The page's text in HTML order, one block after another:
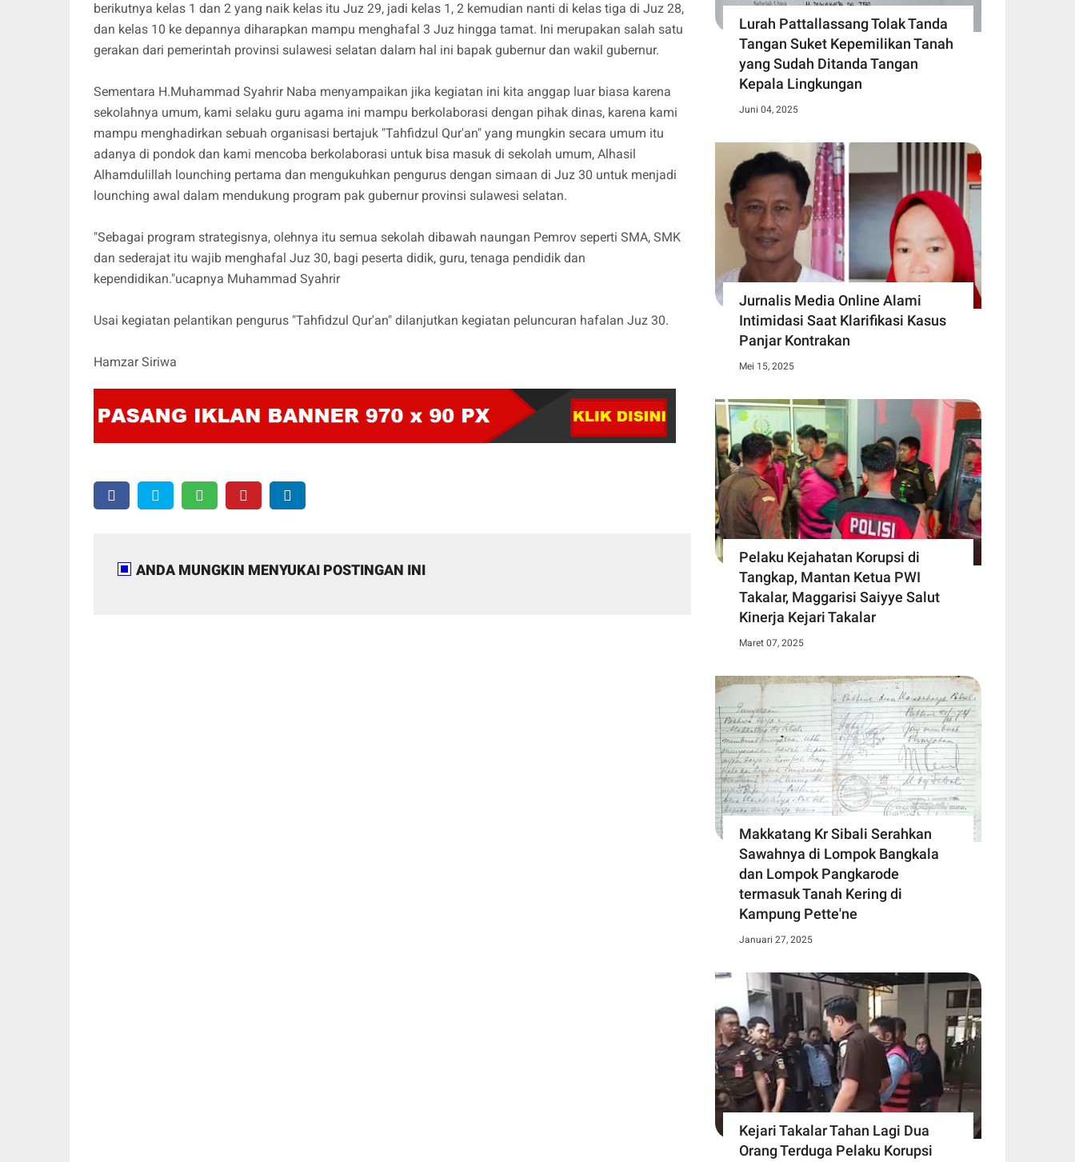
berikutnya kelas 1 dan 2 yang naik kelas itu Juz 29, jadi kelas 1, 2 kemudian nanti di kelas tiga di Juz 28,
dan kelas 10 ke depannya diharapkan mampu menghafal 3 Juz hingga tamat. Ini merupakan salah satu
gerakan dari pemerintah provinsi sulawesi selatan dalam hal ini bapak gubernur dan wakil gubernur.
Sementara H.Muhammad Syahrir Naba menyampaikan jika kegiatan ini kita anggap luar biasa karena
sekolahnya umum, kami selaku guru agama ini mampu berkolaborasi dengan pihak dinas, karena kami
mampu menghadirkan sebuah organisasi bertajuk "Tahfidzul Qur'an" yang mungkin secara umum itu
adanya di pondok dan kami mencoba berkolaborasi untuk bisa masuk di sekolah umum, Alhasil
Alhamdulillah lounching pertama dan mengukuhkan pengurus dengan simaan di Juz 30 untuk menjadi
lounching awal dalam mendukung program pak gubernur provinsi sulawesi selatan.
"Sebagai program strategisnya, olehnya itu semua sekolah dibawah naungan Pemrov seperti SMA, SMK
dan sederajat itu wajib menghafal Juz 30, bagi peserta didik, guru, tenaga pendidik dan
kependidikan."ucapnya Muhammad Syahrir
Usai kegiatan pelantikan pengurus "Tahfidzul Qur'an" dilanjutkan kegiatan peluncuran hafalan Juz 30.
Hamzar Siriwa
ANDA MUNGKIN MENYUKAI POSTINGAN INI
Lurah Pattallassang Tolak Tanda
Tangan Suket Kepemilikan Tanah
yang Sudah Ditanda Tangan
Kepala Lingkungan
Juni 04, 2025
Jurnalis Media Online Alami
Intimidasi Saat Klarifikasi Kasus
Panjar Kontrakan
Mei 15, 2025
Pelaku Kejahatan Korupsi di
Tangkap, Mantan Ketua PWI
Takalar, Maggarisi Saiyye Salut
Kinerja Kejari Takalar
Maret 07, 2025
Makkatang Kr Sibali Serahkan
Sawahnya di Lompok Bangkala
dan Lompok Pangkarode
termasuk Tanah Kering di
Kampung Pette'ne
Januari 27, 2025
Kejari Takalar Tahan Lagi Dua
Orang Terduga Pelaku Korupsi